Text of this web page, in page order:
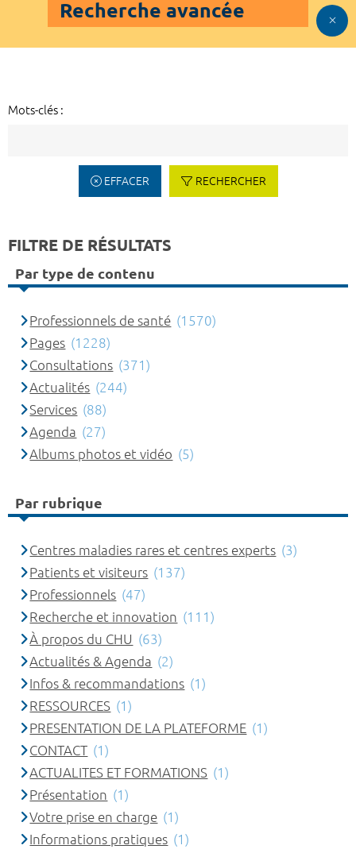
Recherche avancée
Mots-clés :
EFFACER RECHERCHER
FILTRE DE RÉSULTATS
Par type de contenu
Professionnels de santé (1570)
Pages (1228)
Consultations (371)
Actualités (244)
Services (88)
Agenda (27)
Albums photos et vidéo (5)
Par rubrique
Centres maladies rares et centres experts (3)
Patients et visiteurs (137)
Professionnels (47)
Recherche et innovation (111)
À propos du CHU (63)
Actualités & Agenda (2)
Infos & recommandations (1)
RESSOURCES (1)
PRESENTATION DE LA PLATEFORME (1)
CONTACT (1)
ACTUALITES ET FORMATIONS (1)
Présentation (1)
Votre prise en charge (1)
Informations pratiques (1)